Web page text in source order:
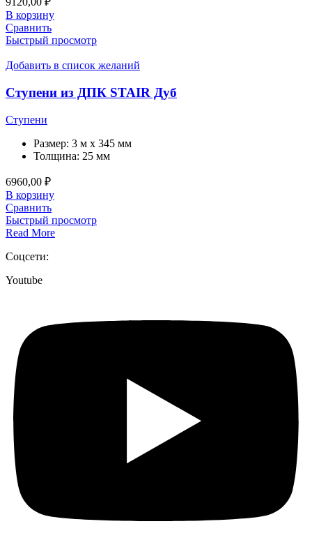
В корзину
Сравнить
Быстрый просмотр
Добавить в список желаний
Ступени из ДПК STAIR Дуб
Ступени
Размер: 3 м x 345 мм
Толщина: 25 мм
6960,00 ₽
В корзину
Сравнить
Быстрый просмотр
Read More
Соцсети:
Youtube